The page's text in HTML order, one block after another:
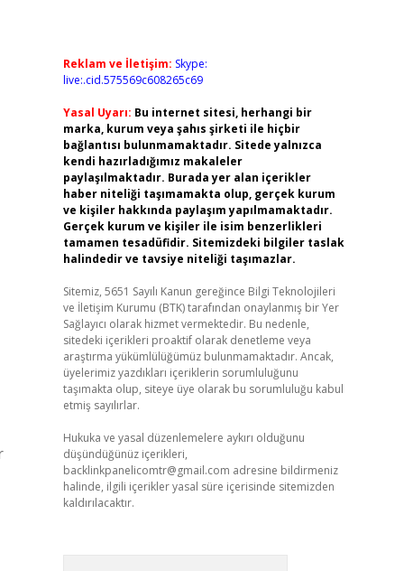
Reklam ve İletişim: Skype:
live:.cid.575569c608265c69
Yasal Uyarı: Bu internet sitesi, herhangi bir
marka, kurum veya şahıs şirketi ile hiçbir
bağlantısı bulunmamaktadır. Sitede yalnızca
kendi hazırladığımız makaleler
paylaşılmaktadır. Burada yer alan içerikler
haber niteliği taşımamakta olup, gerçek kurum
ve kişiler hakkında paylaşım yapılmamaktadır.
Gerçek kurum ve kişiler ile isim benzerlikleri
tamamen tesadüfidir. Sitemizdeki bilgiler taslak
halindedir ve tavsiye niteliği taşımazlar.
Sitemiz, 5651 Sayılı Kanun gereğince Bilgi Teknolojileri
ve İletişim Kurumu (BTK) tarafından onaylanmış bir Yer
Sağlayıcı olarak hizmet vermektedir. Bu nedenle,
sitedeki içerikleri proaktif olarak denetleme veya
araştırma yükümlülüğümüz bulunmamaktadır. Ancak,
üyelerimiz yazdıkları içeriklerin sorumluluğunu
taşımakta olup, siteye üye olarak bu sorumluluğu kabul
etmiş sayılırlar.
Hukuka ve yasal düzenlemelere aykırı olduğunu
düşündüğünüz içerikleri,
backlinkpanelicomtr@gmail.com adresine bildirmeniz
halinde, ilgili içerikler yasal süre içerisinde sitemizden
kaldırılacaktır.